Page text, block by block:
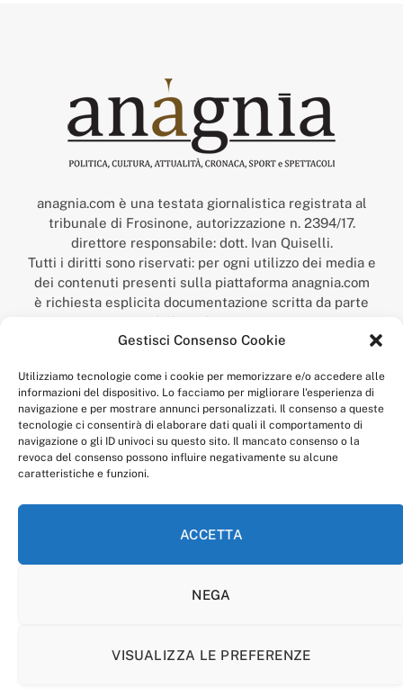
Gestisci Consenso Cookie
Utilizziamo tecnologie come i cookie per memorizzare e/o accedere alle
informazioni del dispositivo. Lo facciamo per migliorare l'esperienza di
navigazione e per mostrare annunci personalizzati. Il consenso a queste
tecnologie ci consentirà di elaborare dati quali il comportamento di
navigazione o gli ID univoci su questo sito. Il mancato consenso o la
revoca del consenso possono influire negativamente su alcune
caratteristiche e funzioni.
ACCETTA
NEGA
VISUALIZZA LE PREFERENZE
anagnia.com è una testata giornalistica registrata al
tribunale di Frosinone, autorizzazione n. 2394/17.
direttore responsabile: dott. Ivan Quiselli.
Tutti i diritti sono riservati: per ogni utilizzo dei media e
dei contenuti presenti sulla piattaforma anagnia.com
è richiesta esplicita documentazione scritta da parte
della redazione.
“Anagnia” è un marchio registrato presso l’Ufficio Italiano
Economico,
num. registrazione: 302017000014044 del 9 febbraio 2017.
Per contatti:redazione@anagnia.com
COOKIE POLICY